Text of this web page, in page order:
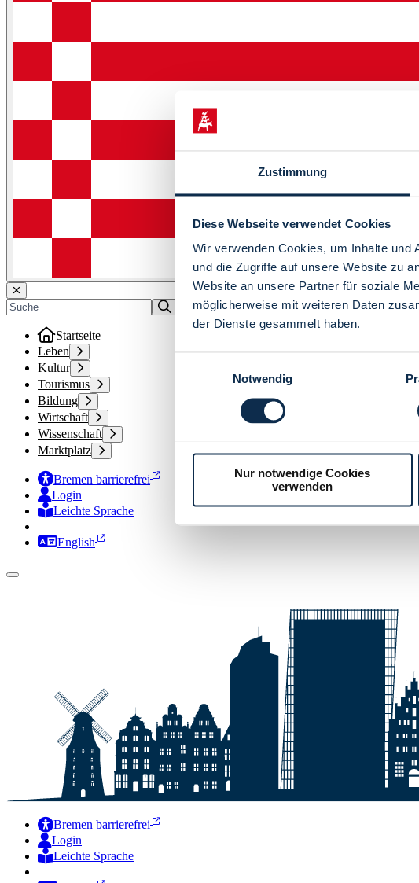
Zustimmung
Diese Webseite verwendet Cookies
Wir verwenden Cookies, um Inhalte und
und die Zugriffe auf unsere Website zu
Website an unsere Partner für soziale
möglicherweise mit weiteren Daten
der Dienste gesammelt haben.
Notwendig
Nur notwendige Cookies
verwenden
Startseite
Leben
Kultur
Tourismus
Bildung
Wirtschaft
Wissenschaft
Marktplatz
Bremen barrierefrei
Login
Leichte Sprache
Zur Deutschen Gebärdensprache
English
Bremen barrierefrei
Login
Leichte Sprache